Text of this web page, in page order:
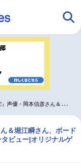
コスプレ
瞬さん、ボードゲームデザイナー・カナイセイジさんインタビュー
＆堀江瞬さん、ボード
ビュー|オリジナルゲ